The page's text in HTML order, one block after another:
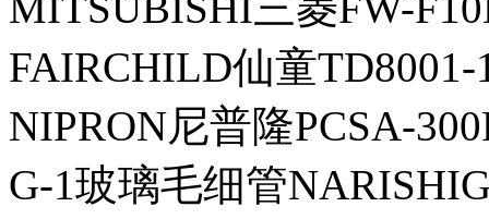
FAIRCHILD仙童TD8001-
NIPRON尼普隆PCSA-
G-1玻璃毛细管